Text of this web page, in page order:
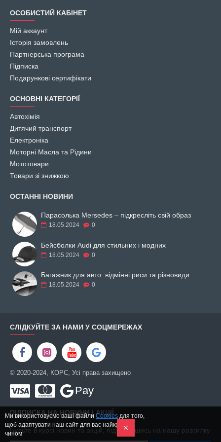
ОСОБИСТИЙ КАБІНЕТ
Мій аккаунт
Історія замовлень
Партнерська програма
Підписка
Подарункові сертифікати
ОСНОВНІ КАТЕГОРІЇ
Автохімія
Дитячий транспорт
Електроніка
Моторні Масла та Рідини
Мототовари
Товари зі знижкою
ОСТАННІ НОВИНИ
Парасолька Mersedes – підкресліть свій образ
18.05.2024 0
Бейсболки Audi для стильних і модних
18.05.2024 0
Багажник для авто: відмінні риси та різновиди
18.05.2024 0
СЛІДКУЙТЕ ЗА НАМИ У СОЦМЕРЕЖАХ
© 2020-2024, КОРС, Усі права захищено
Pay
ПІДПИСКА НА НОВИНИ І АКЦІЇ
Будьте в курсі новин та акцій, підписавшись на нашу розсилку
Ми використовуємо ваші файли Cookies для того,
щоб адаптувати наш сайт для вас найкращим
чином